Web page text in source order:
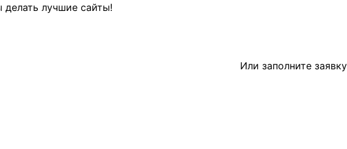
делать лучшие сайты!
Или заполните заявку